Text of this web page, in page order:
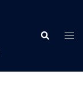
Pesquisar